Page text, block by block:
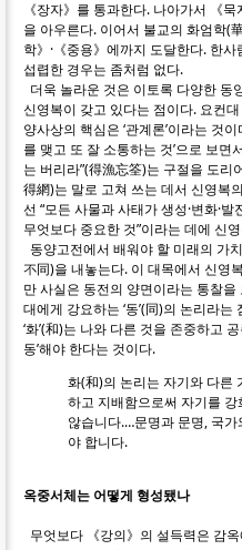
《장자》를 통과한다. 나아가서 《
을 아우른다. 이어서 불교의 화엄학(
학》·《중용》에까지 도달한다. 한
섭렵한 경우는 좀처럼 없다.
더욱 놀라운 것은 이토록 다양한 동
신영복이 갖고 있다는 점이다. 요컨
양사상의 핵심은 ‘관계론’이라는 것
를 맺고 또 잘 소통하는 것’으로 보면
는 버리라”(得漁忘筌)는 구절을 도리
得網)는 말로 고쳐 쓰는 데서 신영복
선 “모든 사물과 사태가 생성·변화·
무엇보다 중요한 것”이라는 데에 신
동양고전에서 배워야 할 미래의 가
不同)을 내놓는다. 이 대목에서 신영
만 사실은 동전의 양면이라는 통찰
대에게 강요하는 ‘동’(同)의 논리라
‘화’(和)는 나와 다른 것을 존중하고
동’해야 한다는 것이다.
화(和)의 논리는 자기와 다른
하고 지배함으로써 자기를
않습니다.…문명과 문명, 국
야 합니다.
옥중서체는 어떻게 형성됐나
무엇보다 《강의》의 설득력은 감